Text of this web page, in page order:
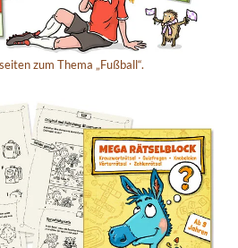
zum Thema „Fußball“.